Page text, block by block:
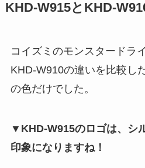
KHD-W915とKHD-
コイズミのモンスタードラ
KHD-W910の違いを比較し
の色だけでした。
▼KHD-W915のロゴは、シ
印象になりますね！